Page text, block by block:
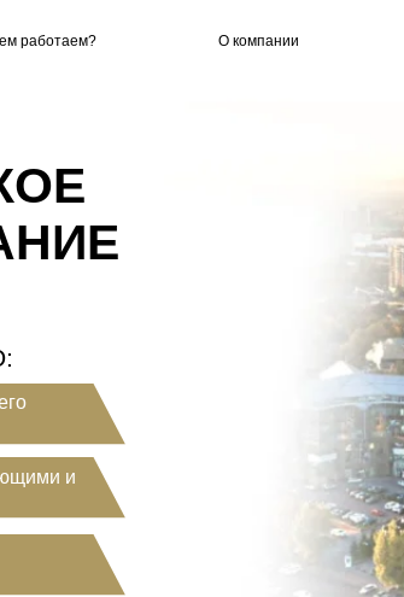
работаем? О компании
и